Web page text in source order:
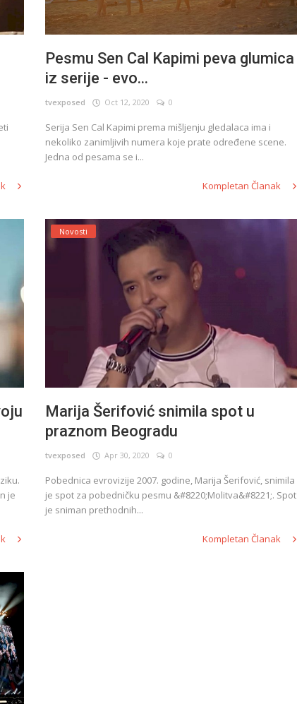
Pesmu Sen Cal Kapimi peva glumica
iz serije - evo...
tvexposed Oct 12, 2020 0
Serija Sen Cal Kapimi prema mišljenju gledalaca ima i
nekoliko zanimljivih numera koje prate određene scene.
Jedna od pesama se i...
Kompletan Članak
je
Novosti
Marija Šerifović snimila spot u
praznom Beogradu
tvexposed Apr 30, 2020 0
Pobednica evrovizije 2007. godine, Marija Šerifović, snimila
je spot za pobedničku pesmu &#8220;Molitva&#8221;. Spot
je sniman prethodnih...
Kompletan Članak